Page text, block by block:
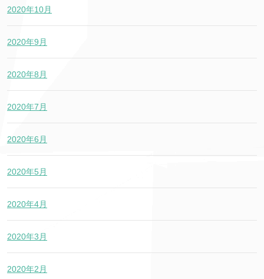
2020年10月
2020年9月
2020年8月
2020年7月
2020年6月
2020年5月
2020年4月
2020年3月
2020年2月